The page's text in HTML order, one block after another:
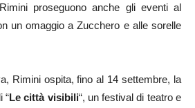
proseguono anche gli eventi al
un omaggio a Zucchero e alle sorelle
Rimini ospita, fino al 14 settembre, la
“Le città visibili“, un festival di teatro e